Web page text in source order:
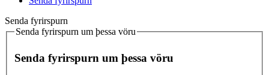
Senda fyrirspurn
Senda fyrirspurn um þessa vöru
Senda fyrirspurn um þessa vöru